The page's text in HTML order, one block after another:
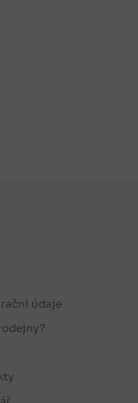
údaje